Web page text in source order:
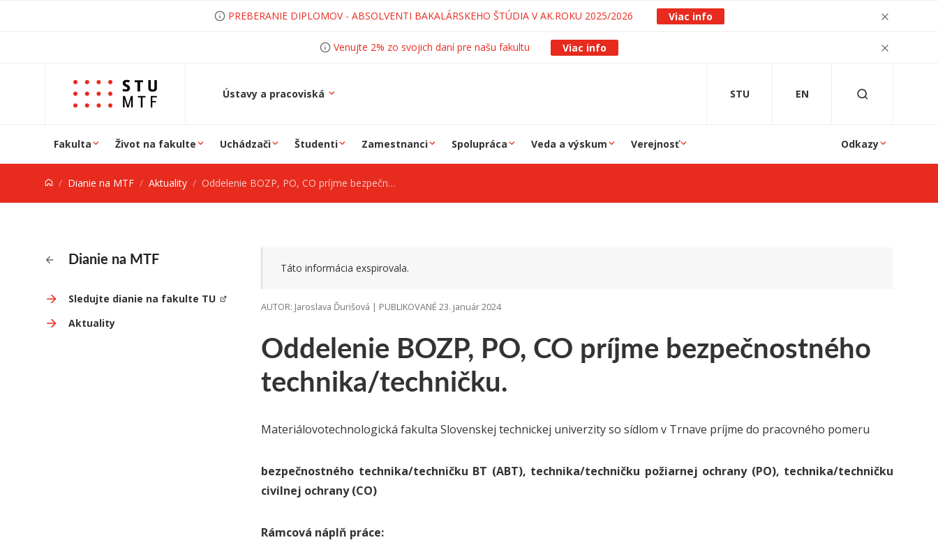
PREBERANIE DIPLOMOV - ABSOLVENTI BAKALÁRSKEHO ŠTÚDIA V AK.ROKU 2025/2026 Viac info
Venujte 2% zo svojich daní pre našu fakultu Viac info
Ústavy a pracoviská STU EN
Fakulta Život na fakulte Uchádzači Študenti Zamestnanci Spolupráca Veda a výskum Verejnosť Odkazy
Dianie na MTF Aktuality Oddelenie BOZP, PO, CO príjme bezpečnostného technika/techničku.
Dianie na MTF
Sledujte dianie na fakulte TU
Aktuality
Oddelenie BOZP, PO, CO príjme bezpečnostného
technika/techničku.
Táto informácia exspirovala.
AUTOR: Jaroslava Ďurišová | PUBLIKOVANÉ 23. január 2024
Materiálovotechnologická fakulta Slovenskej technickej univerzity so sídlom v Trnave príjme do pracovného pomeru
bezpečnostného technika/techničku BT (ABT), technika/techničku požiarnej ochrany (PO), technika/techničku
civilnej ochrany (CO)
Rámcová náplň práce: